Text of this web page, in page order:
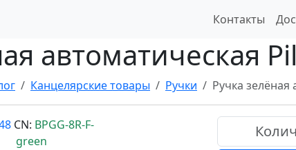
Контакты
автоматическая
Канцелярские товары Ручки Ручка
CN: BPGG-8R-F-
green